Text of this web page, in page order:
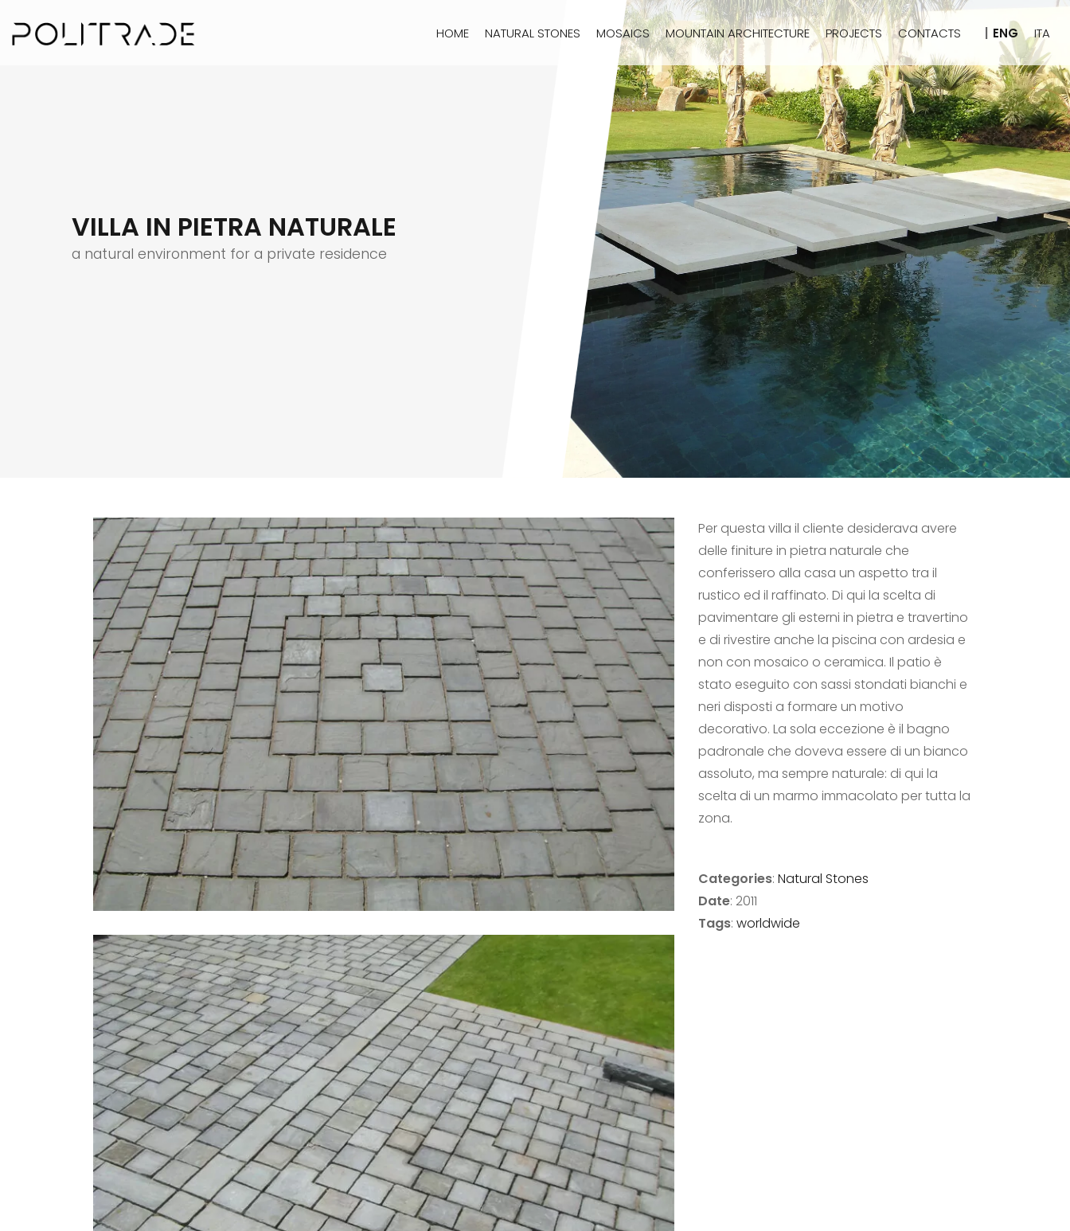
HOME NATURAL STONES MOSAICS MOUNTAIN ARCHITECTURE PROJECTS CONTACTS ENG ITA
VILLA IN PIETRA NATURALE
a natural environment for a private residence
Per questa villa il cliente desiderava avere
delle finiture in pietra naturale che
conferissero alla casa un aspetto tra il
rustico ed il raffinato. Di qui la scelta di
pavimentare gli esterni in pietra e travertino
e di rivestire anche la piscina con ardesia e
non con mosaico o ceramica. Il patio è
stato eseguito con sassi stondati bianchi e
neri disposti a formare un motivo
decorativo. La sola eccezione è il bagno
padronale che doveva essere di un bianco
assoluto, ma sempre naturale: di qui la
scelta di un marmo immacolato per tutta la
zona.
Categories: Natural Stones
Date: 2011
Tags: worldwide